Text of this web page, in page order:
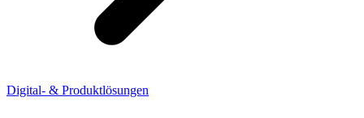
Digital- & Produktlösungen